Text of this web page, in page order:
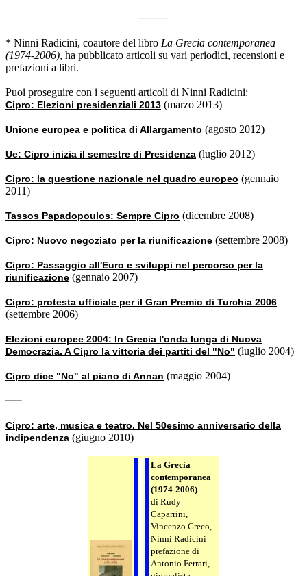
* Ninni Radicini, coautore del libro La Grecia contemporanea
(1974-2006), ha pubblicato articoli su vari periodici, recensioni e
prefazioni a libri.
Puoi proseguire con i seguenti articoli di Ninni Radicini:
Cipro: Elezioni presidenziali 2013 (marzo 2013)
Unione europea e politica di Allargamento (agosto 2012)
Ue: Cipro inizia il semestre di Presidenza (luglio 2012)
Cipro: la questione nazionale nel quadro europeo (gennaio
2011)
Tassos Papadopoulos: Sempre Cipro (dicembre 2008)
Cipro: Nuovo negoziato per la riunificazione (settembre 2008)
Cipro: Passaggio all'Euro e sviluppi nel percorso per la
riunificazione (gennaio 2007)
Cipro: protesta ufficiale per il Gran Premio di Turchia 2006
(settembre 2006)
Elezioni europee 2004: In Grecia l'onda lunga di Nuova
Democrazia. A Cipro la vittoria dei partiti del "No" (luglio 2004)
Cipro dice "No" al piano di Annan (maggio 2004)
Cipro: arte, musica e teatro. Nel 50esimo anniversario della
indipendenza (giugno 2010)
La Grecia
contemporanea
(1974-2006)
di Rudy
Caparrini,
Vincenzo Greco,
Ninni Radicini
prefazione di
Antonio Ferrari,